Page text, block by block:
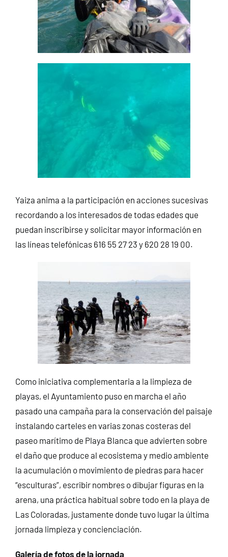
Yaiza anima a la participación en acciones sucesivas
recordando a los interesados de todas edades que
puedan inscribirse y solicitar mayor información en
las líneas telefónicas 616 55 27 23 y 620 28 19 00.
Como iniciativa complementaria a la limpieza de
playas, el Ayuntamiento puso en marcha el año
pasado una campaña para la conservación del paisaje
instalando carteles en varias zonas costeras del
paseo marítimo de Playa Blanca que advierten sobre
el daño que produce al ecosistema y medio ambiente
la acumulación o movimiento de piedras para hacer
“esculturas”, escribir nombres o dibujar figuras en la
arena, una práctica habitual sobre todo en la playa de
Las Coloradas, justamente donde tuvo lugar la última
jornada limpieza y concienciación.
Galería de fotos de la jornada